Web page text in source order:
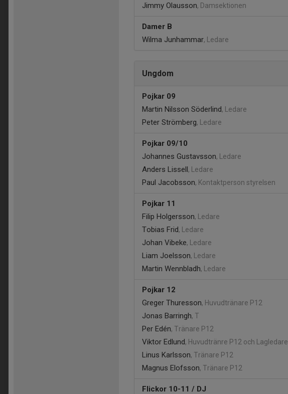
Jimmy Olausson, Damsektionen
Damer B
Wilma Junhammar, Ledare
Ungdom
Pojkar 09
Martin Nilsson Söderlind, Ledare
Peter Strömberg, Ledare
Pojkar 09/10
Johannes Gustavsson, Ledare
Anders Lissell, Ledare
Paul Jacobsson, Kontaktperson styrelsen
Pojkar 11
Filip Holgersson, Ledare
Tobias Frid, Ledare
Johan Vibeke, Ledare
Liam Joelsson, Ledare
Martin Wennbladh, Ledare
Pojkar 12
Greger Thuresson, Huvudtränare P12
Jonas Barringh, T
Per Edén, Tränare P12
Viktor Edlund, Huvudtränre P12 och Lagledare
Linus Karlsson, Tränare P12
Magnus Elofsson, Tränare P12
Flickor 10-11 / DJ